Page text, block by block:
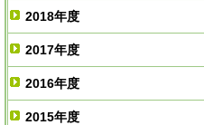
2018年度
2017年度
2016年度
2015年度